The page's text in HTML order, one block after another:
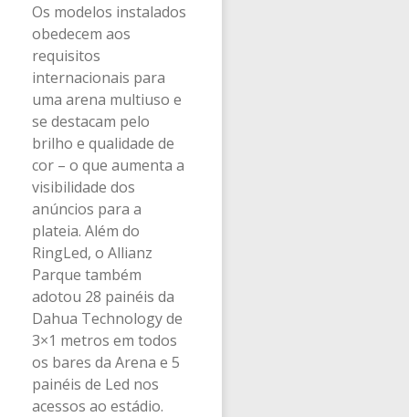
Os modelos instalados
obedecem aos
requisitos
internacionais para
uma arena multiuso e
se destacam pelo
brilho e qualidade de
cor – o que aumenta a
visibilidade dos
anúncios para a
plateia. Além do
RingLed, o Allianz
Parque também
adotou 28 painéis da
Dahua Technology de
3×1 metros em todos
os bares da Arena e 5
painéis de Led nos
acessos ao estádio.